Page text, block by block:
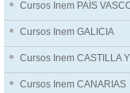
Cursos Inem PAÍS
Cursos Inem GALICIA
Cursos Inem CASTILLA
Cursos Inem CANARIAS